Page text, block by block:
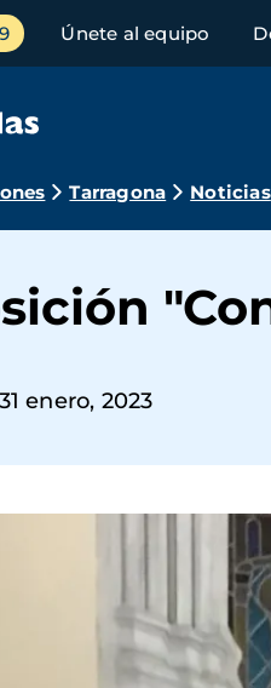
Únete al equipo
Tarragona Noticias
enero, 2023